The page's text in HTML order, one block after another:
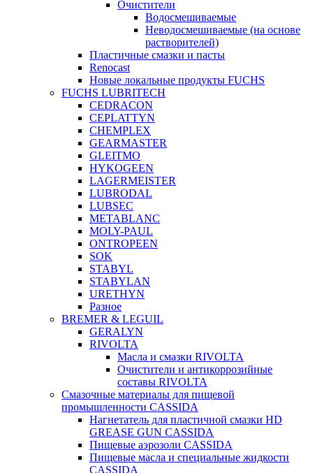
Очистители
Водосмешиваемые
Неводосмешиваемые (на основе
растворителей)
Пластичные смазки и пасты
Renocast
Новые локальные продукты FUCHS
FUCHS LUBRITECH
CEDRACON
CEPLATTYN
CHEMPLEX
GEARMASTER
GLEITMO
HYKOGEEN
LAGERMEISTER
LUBRODAL
LUBSEC
METABLANC
MOLY-PAUL
ONTROPEEN
SOK
STABYL
STABYLAN
URETHYN
Разное
BREMER & LEGUIL
GERALYN
RIVOLTA
Масла и смазки RIVOLTA
Очистители и антикоррозийные
составы RIVOLTA
Смазочные материалы для пищевой
промышленности CASSIDA
Нагнетатель для пластичной смазки HD
GREASE GUN CASSIDA
Пищевые аэрозоли CASSIDA
Пищевые масла и специальные жидкости
CASSIDA